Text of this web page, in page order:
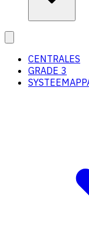
CENTRALES
GRADE 3